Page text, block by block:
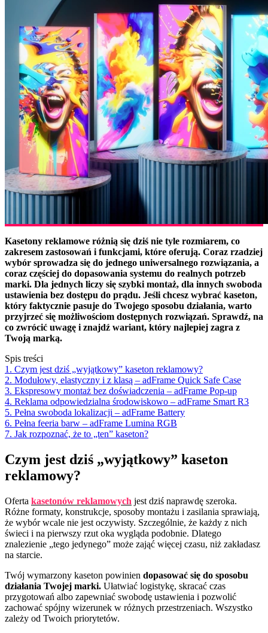
Kasetony reklamowe różnią się dziś nie tyle rozmiarem, co
zakresem zastosowań i funkcjami, które oferują. Coraz rzadziej
wybór sprowadza się do jednego uniwersalnego rozwiązania, a
coraz częściej do dopasowania systemu do realnych potrzeb
marki. Dla jednych liczy się szybki montaż, dla innych swoboda
ustawienia bez dostępu do prądu. Jeśli chcesz wybrać kaseton,
który faktycznie pasuje do Twojego sposobu działania, warto
przyjrzeć się możliwościom dostępnych rozwiązań. Sprawdź, na
co zwrócić uwagę i znajdź wariant, który najlepiej zagra z
Twoją marką.
Spis treści
1. Czym jest dziś „wyjątkowy” kaseton reklamowy?
2. Modułowy, elastyczny i z klasą – adFrame Quick Safe Case
3. Ekspresowy montaż bez doświadczenia – adFrame Pop-up
4. Reklama odpowiedzialna środowiskowo – adFrame Smart R3
5. Pełna swoboda lokalizacji – adFrame Battery
6. Pełna feeria barw – adFrame Lumina RGB
7. Jak rozpoznać, że to „ten” kaseton?
Czym jest dziś „wyjątkowy” kaseton
reklamowy?
Oferta kasetonów reklamowych jest dziś naprawdę szeroka.
Różne formaty, konstrukcje, sposoby montażu i zasilania sprawiają,
że wybór wcale nie jest oczywisty. Szczególnie, że każdy z nich
świeci i na pierwszy rzut oka wygląda podobnie. Dlatego
znalezienie „tego jedynego” może zająć więcej czasu, niż zakładasz
na starcie.
Twój wymarzony kaseton powinien dopasować się do sposobu
działania Twojej marki. Ułatwiać logistykę, skracać czas
przygotowań albo zapewniać swobodę ustawienia i pozwolić
zachować spójny wizerunek w różnych przestrzeniach. Wszystko
zależy od Twoich priorytetów.